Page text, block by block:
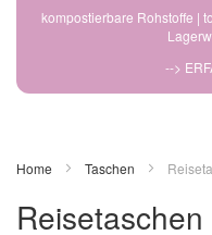
kompostierbare Rohstoffe |
-->
Home Taschen
Reisetaschen